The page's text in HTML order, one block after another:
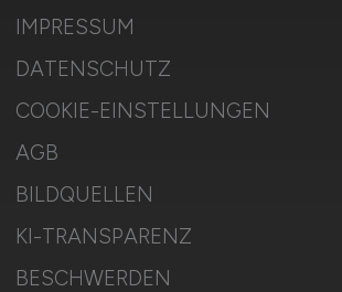
IMPRESSUM
DATENSCHUTZ
COOKIE-EINSTELLUNGEN
AGB
BILDQUELLEN
KI-TRANSPARENZ
BESCHWERDEN